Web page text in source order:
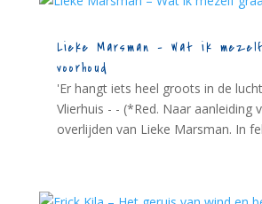
Lieke Marsman – Wat ik
voorhoud
'Er hangt iets heel groots in de
Vlierhuis - - (*Red. Naar aanleiding
overlijden van Lieke Marsman. In